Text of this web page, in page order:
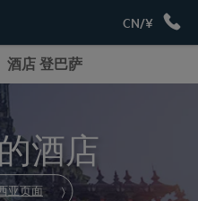
CN/¥
酒店 登巴萨
酒店
亚页面